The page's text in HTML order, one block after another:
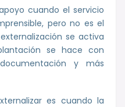
cuando el servicio
pero no es el
se activa
se hace con
y más
es cuando la